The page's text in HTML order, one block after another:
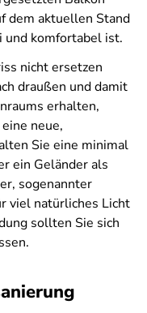
dem aktuellen Stand
und komfortabel ist.
nicht ersetzen
draußen und damit
erhalten,
neue,
Sie eine minimal
ein Geländer als
sogenannter
viel natürliches Licht
sollten Sie sich